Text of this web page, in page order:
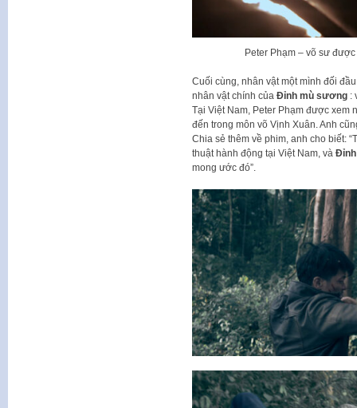
Peter Phạm – võ sư
Cuối cùng, nhân vật một mình đối
nhân vật chính của Đỉnh mù sương:
Tại Việt Nam, Peter Phạm được
đến trong môn võ Vịnh Xuân. Anh
Chia sẻ thêm về phim, anh cho biết:
thuật hành động tại Việt Nam, và
mong ước đó”.